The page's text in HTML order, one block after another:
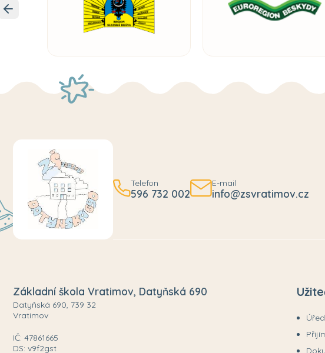
Telefon
596 732 002
E-mail
info@zsvratimov.cz
Základní škola Vratimov, Datyňská 690
Datyňská 690, 739 32
Vratimov
IČ: 47861665
DS: v9f2gst